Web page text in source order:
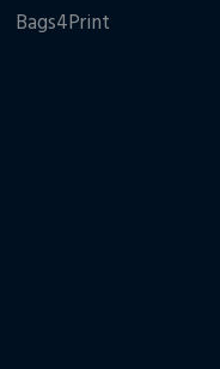
Bags4Print